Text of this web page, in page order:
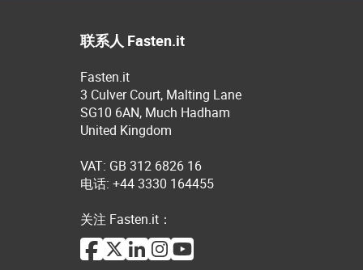
联系人 Fasten.it
Fasten.it
3 Culver Court, Malting Lane
SG10 6AN, Much Hadham
United Kingdom
VAT: GB 312 6826 16
电话: +44 3330 164455
关注 Fasten.it：